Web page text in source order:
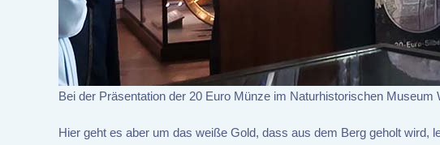
Bei der Präsentation der 20 Euro Münze im Naturhistorischen Museum
Hier geht es aber um das weiße Gold, dass aus dem Berg geholt wird,